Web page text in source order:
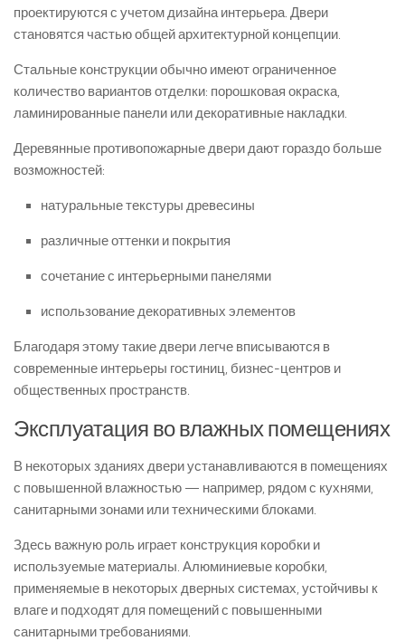
проектируются с учетом дизайна интерьера. Двери
становятся частью общей архитектурной концепции.
Стальные конструкции обычно имеют ограниченное
количество вариантов отделки: порошковая окраска,
ламинированные панели или декоративные накладки.
Деревянные противопожарные двери дают гораздо больше
возможностей:
натуральные текстуры древесины
различные оттенки и покрытия
сочетание с интерьерными панелями
использование декоративных элементов
Благодаря этому такие двери легче вписываются в
современные интерьеры гостиниц, бизнес-центров и
общественных пространств.
Эксплуатация во влажных помещениях
В некоторых зданиях двери устанавливаются в помещениях
с повышенной влажностью — например, рядом с кухнями,
санитарными зонами или техническими блоками.
Здесь важную роль играет конструкция коробки и
используемые материалы. Алюминиевые коробки,
применяемые в некоторых дверных системах, устойчивы к
влаге и подходят для помещений с повышенными
санитарными требованиями.